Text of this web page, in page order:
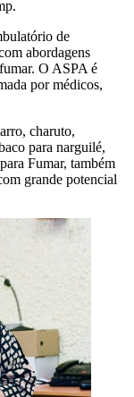
de
abordagens
O ASPA é
por médicos,
charuto,
para narguilé,
Fumar, também
grande potencial